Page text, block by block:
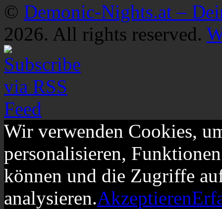
© Demonic-Nights.at –
2026. All rights reserved.
Wir verwenden Cookies,
personalisieren,
können und die Zugriffe
analysieren.Akzeptieren